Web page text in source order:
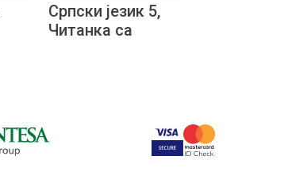
Српски језик 5,
Читанка са